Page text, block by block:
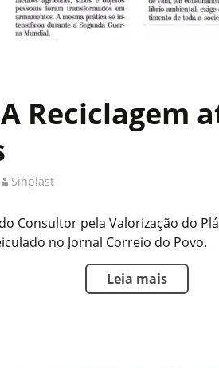
Reciclagem
Sinplast
Consultor pela Valorização do
no Jornal Correio do Povo.
Leia mais